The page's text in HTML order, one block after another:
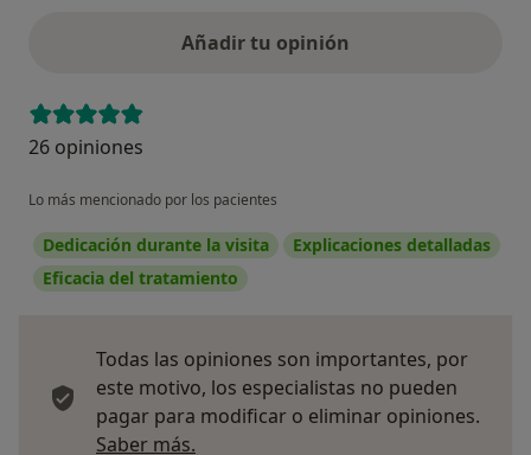
Añadir tu opinión
26 opiniones
Lo más mencionado por los pacientes
Dedicación durante la visita
Explicaciones detalladas
Eficacia del tratamiento
Todas las opiniones son importantes, por
este motivo, los especialistas no pueden
pagar para modificar o eliminar opiniones.
Saber más.